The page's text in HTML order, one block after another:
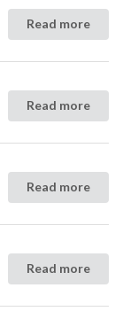
Read more
Read more
Read more
Read more